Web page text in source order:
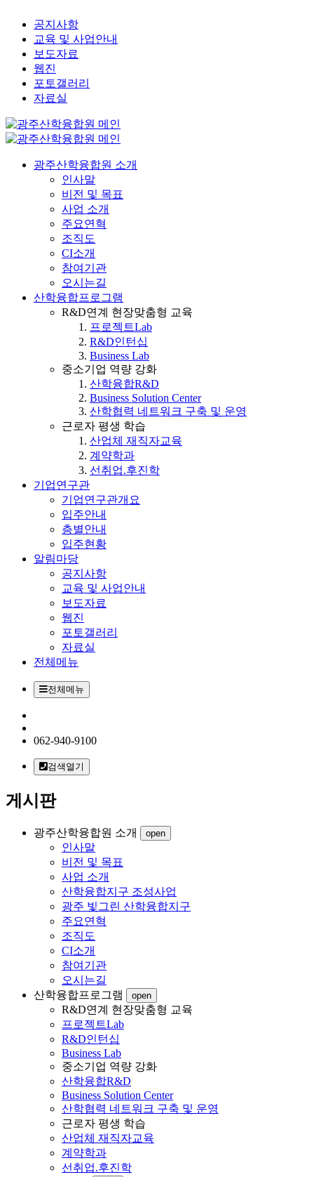
공지사항
교육 및 사업안내
보도자료
웹진
포토갤러리
자료실
광주산학융합원 소개
인사말
비전 및 목표
사업 소개
주요연혁
조직도
CI소개
참여기관
오시는길
산학융합프로그램
R&D연계 현장맞춤형 교육
프로젝트Lab
R&D인턴십
Business Lab
중소기업 역량 강화
산학융합R&D
Business Solution Center
산학협력 네트워크 구축 및 운영
근로자 평생 학습
산업체 재직자교육
계약학과
선취업.후진학
기업연구관
기업연구관개요
입주안내
층별안내
입주현황
알림마당
공지사항
교육 및 사업안내
보도자료
웹진
포토갤러리
자료실
전체메뉴
전체메뉴
062-940-9100
검색열기
게시판
광주산학융합원 소개 open
인사말
비전 및 목표
사업 소개
산학융합지구 조성사업
광주 빛그린 산학융합지구
주요연혁
조직도
CI소개
참여기관
오시는길
산학융합프로그램
open
R&D연계 현장맞춤형 교육
프로젝트Lab
R&D인턴십
Business Lab
중소기업 역량 강화
산학융합R&D
Business Solution Center
산학협력 네트워크 구축 및 운영
근로자 평생 학습
산업체 재직자교육
계약학과
선취업.후진학